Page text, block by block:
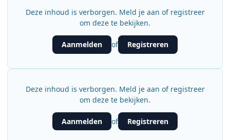
Deze inhoud is verborgen. Meld je aan of registreer
om deze te bekijken.
Aanmelden of Registreren
Deze inhoud is verborgen. Meld je aan of registreer
om deze te bekijken.
Aanmelden of Registreren